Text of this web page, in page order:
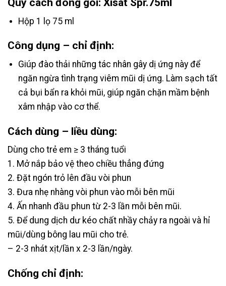
Hộp 1 lọ 75 ml
Công dụng – chỉ định:
Giúp đào thải những tác nhân gây dị ứng này để
ngăn ngừa tình trạng viêm mũi dị ứng. Làm sạch tất
cả bụi bẩn ra khỏi mũi, giúp ngăn chặn mầm bệnh
xâm nhập vào cơ thể.
Cách dùng – liều dùng:
Dùng cho trẻ em ≥ 3 tháng tuổi
1. Mở nắp bảo vệ theo chiều thẳng đứng
2. Đặt ngón trỏ lên đầu vòi phun
3. Đưa nhẹ nhàng vòi phun vào mỗi bên mũi
4. Ấn nhanh đầu phun từ 2-3 lần mỗi bên mũi.
5. Để dung dịch dư kéo chất nhầy chảy ra ngoài và hỉ
mũi/dùng bông lau mũi cho trẻ.
– 2-3 nhát xịt/lần x 2-3 lần/ngày.
Chống chỉ định: